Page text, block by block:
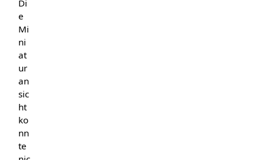
Di
e
Mi
ni
at
ur
an
sic
ht
ko
nn
te